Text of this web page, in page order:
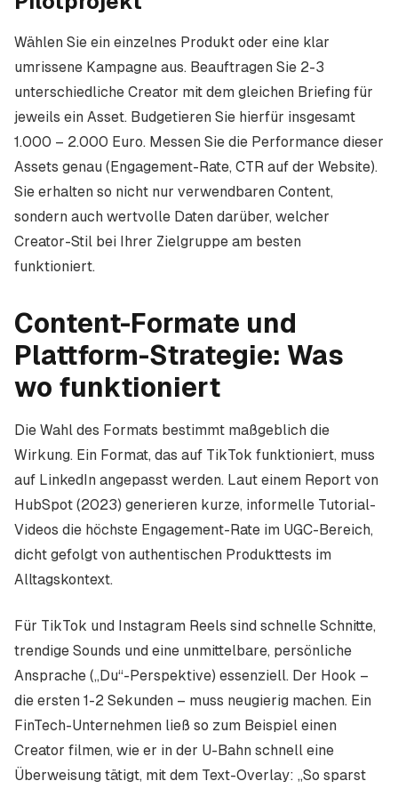
Wählen Sie ein einzelnes Produkt oder eine klar
umrissene Kampagne aus. Beauftragen Sie 2-3
unterschiedliche Creator mit dem gleichen Briefing für
jeweils ein Asset. Budgetieren Sie hierfür insgesamt
1.000 – 2.000 Euro. Messen Sie die Performance dieser
Assets genau (Engagement-Rate, CTR auf der Website).
Sie erhalten so nicht nur verwendbaren Content,
sondern auch wertvolle Daten darüber, welcher
Creator-Stil bei Ihrer Zielgruppe am besten
funktioniert.
Content-Formate und
Plattform-Strategie: Was
wo funktioniert
Die Wahl des Formats bestimmt maßgeblich die
Wirkung. Ein Format, das auf TikTok funktioniert, muss
auf LinkedIn angepasst werden. Laut einem Report von
HubSpot (2023) generieren kurze, informelle Tutorial-
Videos die höchste Engagement-Rate im UGC-Bereich,
dicht gefolgt von authentischen Produkttests im
Alltagskontext.
Für TikTok und Instagram Reels sind schnelle Schnitte,
trendige Sounds und eine unmittelbare, persönliche
Ansprache („Du“-Perspektive) essenziell. Der Hook –
die ersten 1-2 Sekunden – muss neugierig machen. Ein
FinTech-Unternehmen ließ so zum Beispiel einen
Creator filmen, wie er in der U-Bahn schnell eine
Überweisung tätigt, mit dem Text-Overlay: „So sparst